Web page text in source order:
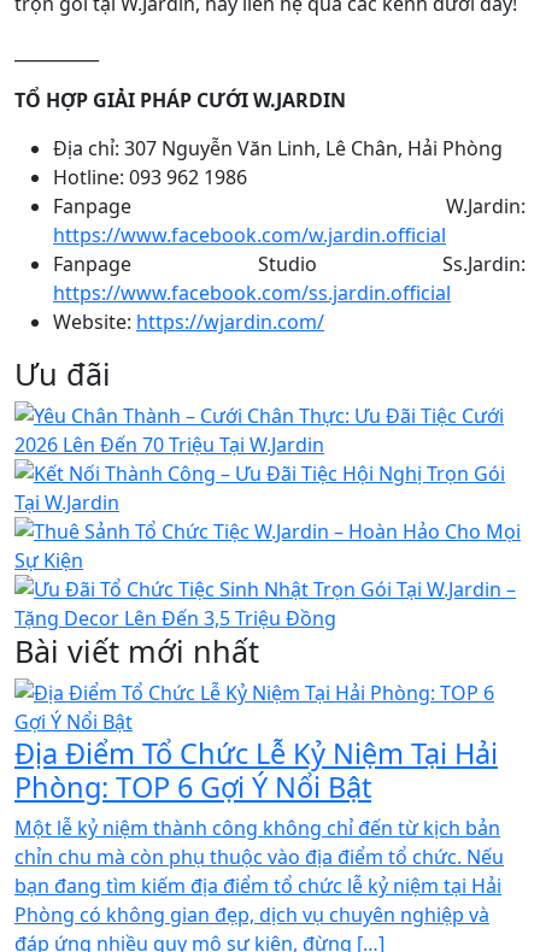
TỔ HỢP GIẢI PHÁP CƯỚI W.JARDIN
Địa chỉ: 307 Nguyễn Văn Linh, Lê Chân, Hải Phòng
Hotline: 093 962 1986
Fanpage W.Jardin:
https://www.facebook.com/w.jardin.official
Fanpage Studio Ss.Jardin:
https://www.facebook.com/ss.jardin.official
Website: https://wjardin.com/
Ưu đãi
Bài viết mới nhất
Địa Điểm Tổ Chức Lễ Kỷ Niệm Tại Hải
Phòng: TOP 6 Gợi Ý Nổi Bật
Một lễ kỷ niệm thành công không chỉ đến từ kịch bản
chỉn chu mà còn phụ thuộc vào địa điểm tổ chức. Nếu
bạn đang tìm kiếm địa điểm tổ chức lễ kỷ niệm tại Hải
Phòng có không gian đẹp, dịch vụ chuyên nghiệp và
đáp ứng nhiều quy mô sự kiện, đừng […]